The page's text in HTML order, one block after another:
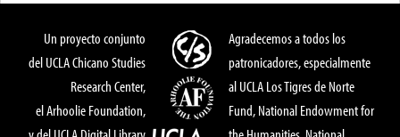
Un proyecto conjunto
del UCLA Chicano Studies
Research Center,
el Arhoolie Foundation,
Agradecemos a todos los
patronicadores, especialmente
al UCLA Los Tigres de Norte
Fund, National Endowment for